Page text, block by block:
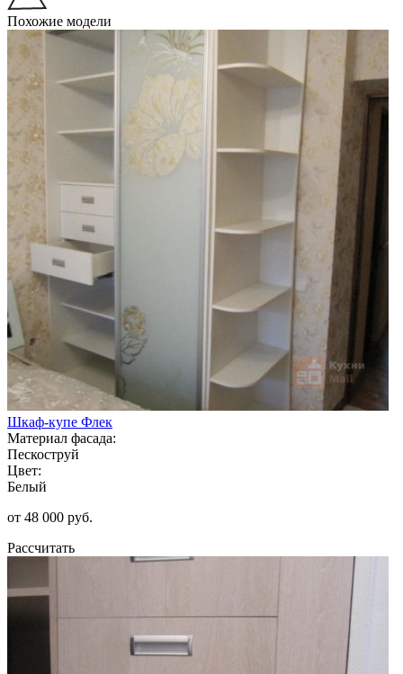
Похожие модели
Шкаф-купе Флек
Материал фасада:
Пескоструй
Цвет:
Белый
от 48 000 руб.
Рассчитать